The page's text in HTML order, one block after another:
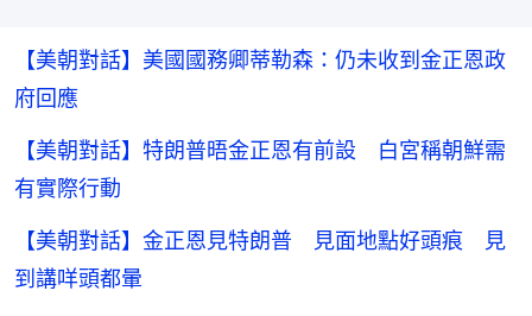
【美朝對話】美國國務卿蒂勒森：仍未收到金正恩政
府回應
【美朝對話】特朗普晤金正恩有前設 白宮稱朝鮮需
有實際行動
【美朝對話】金正恩見特朗普 見面地點好頭痕 見
到講咩頭都暈